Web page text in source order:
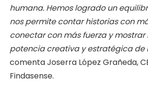
humana. Hemos logrado un
nos permite contar historias con
conectar con más fuerza y
potencia creativa y estratégica de
comenta Joserra López Grañeda,
Findasense.